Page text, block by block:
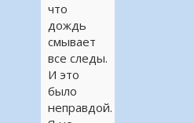
что
дождь
смывает
все следы.
И это
было
неправдой.